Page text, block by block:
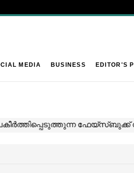
MEDIA BUSINESS EDITOR'S